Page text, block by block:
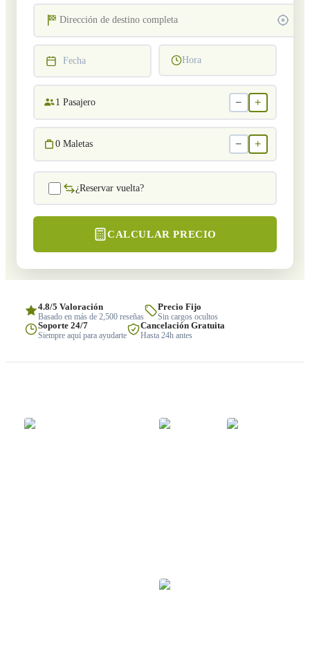
Fecha Hora
1 Pasajero − +
0 Maletas − +
¿Reservar vuelta?
CALCULAR PRECIO
4.8/5 Valoración
Basado en más de 2,500 reseñas
Precio Fijo
Sin cargos ocultos
Soporte 24/7
Siempre aquí para ayudarte
Cancelación Gratuita
Hasta 24h antes